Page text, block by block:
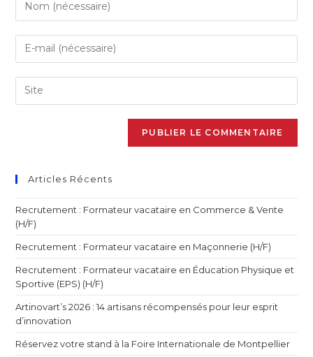
Articles Récents
Recrutement : Formateur vacataire en Commerce & Vente
(H/F)
Recrutement : Formateur vacataire en Maçonnerie (H/F)
Recrutement : Formateur vacataire en Éducation Physique et
Sportive (EPS) (H/F)
Artinovart’s 2026 : 14 artisans récompensés pour leur esprit
d’innovation
Réservez votre stand à la Foire Internationale de Montpellier